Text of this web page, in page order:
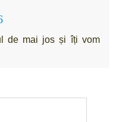
de mai jos și îți vom